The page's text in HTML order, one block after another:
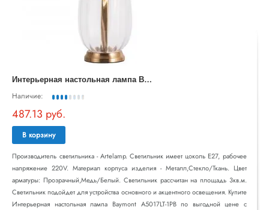
И
нтерьерная настольная лампа Baymont A5017LT-1PB
Наличие:
487.13 руб.
В корзину
Производитель светильника - Artelamp. Светильник имеет цоколь E27, рабочее
напряжение 220V. Материал корпуса изделия - Металл,Стекло/Ткань. Цвет
арматуры: Прозрачный,Медь/Белый. Светильник рассчитан на площадь 3кв.м.
Светильник подойдет для устройства основного и акцентного освещения. Купите
Интерьерная настольная лампа Baymont A5017LT-1PB по выгодной цене с